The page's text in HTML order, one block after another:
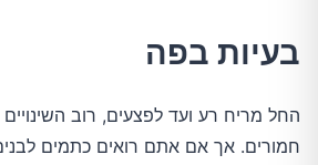
בעיות בפה
החל מריח רע ועד לפצעים, רוב
חמורים. אך אם אתם רואים כתמים